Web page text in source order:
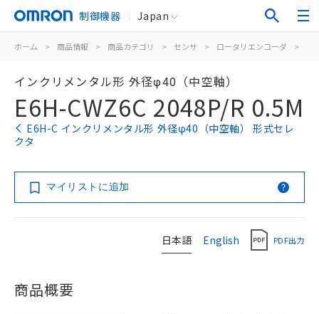
制御機器 Japan
ホーム > 商品情報 > 商品カテゴリ > センサ > ロータリエンコーダ >
インクリメンタル形 外径φ40（中空軸）
E6H-CWZ6C 2048P/R 0.5M
E6H-C インクリメンタル形 外径φ40（中空軸） 形式セレ
クタ
マイリストに追加
日本語 English PDF出力
商品概要